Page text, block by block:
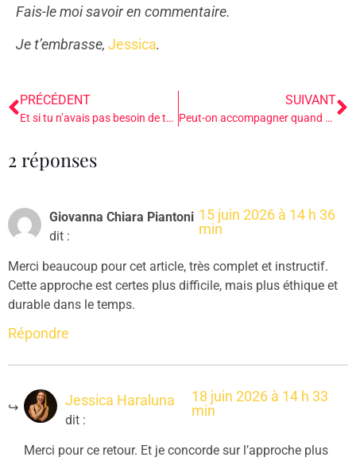
Fais-le moi savoir en commentaire.
Je t’embrasse, Jessica.
PRÉCÉDENT
Et si tu n’avais pas besoin de tout savoir pour accompagner en profondeur ?
SUIVANT
Peut-on accompagner quand on traverse encore des traumas ?
2 réponses
Giovanna Chiara Piantoni
dit :
15 juin 2026 à 14 h 36
min
Merci beaucoup pour cet article, très complet et instructif.
Cette approche est certes plus difficile, mais plus éthique et
durable dans le temps.
Répondre
Jessica Haraluna
dit :
18 juin 2026 à 14 h 33
min
Merci pour ce retour. Et je concorde sur l’approche plus